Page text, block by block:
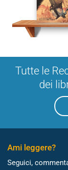
Tutte le
dei
Ami leggere?
Seguici,